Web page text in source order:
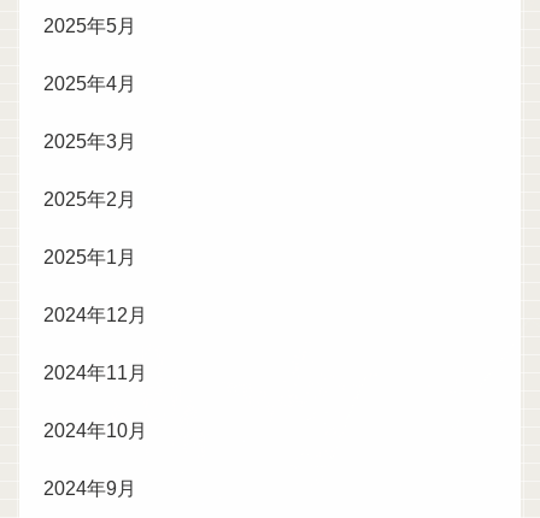
2025年5月
2025年4月
2025年3月
2025年2月
2025年1月
2024年12月
2024年11月
2024年10月
2024年9月